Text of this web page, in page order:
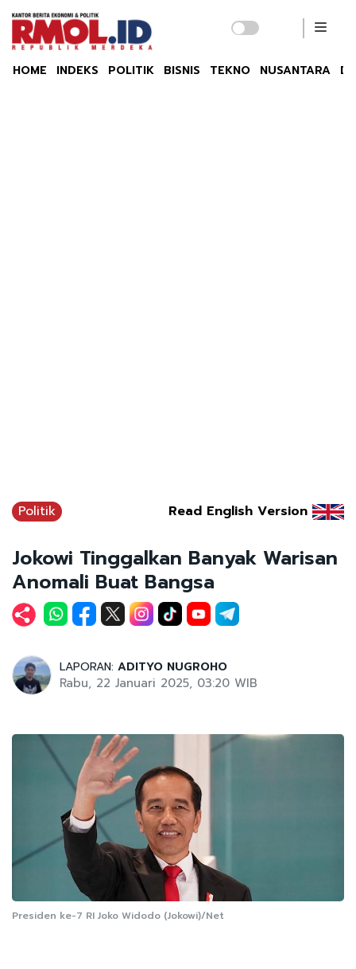
HOME INDEKS POLITIK BISNIS TEKNO NUSANTARA
Politik Read English Version
Jokowi Tinggalkan Banyak Warisan
Anomali Buat Bangsa
LAPORAN: ADITYO NUGROHO
Rabu, 22 Januari 2025, 03:20 WIB
Presiden ke-7 RI Joko Widodo (Jokowi)/Net